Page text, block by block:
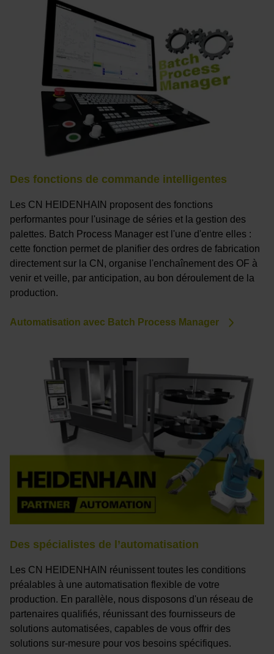
Des fonctions de commande intelligentes
Les CN HEIDENHAIN proposent des fonctions
performantes pour l'usinage de séries et la gestion des
palettes. Batch Process Manager est l'une d'entre elles :
cette fonction permet de planifier des ordres de fabrication
directement sur la CN, organise l'enchaînement des OF à
venir et veille, par anticipation, au bon déroulement de la
production.
Automatisation avec Batch Process Manager
Des spécialistes de l’automatisation
Les CN HEIDENHAIN réunissent toutes les conditions
préalables à une automatisation flexible de votre
production. En parallèle, nous disposons d'un réseau de
partenaires qualifiés, réunissant des fournisseurs de
solutions automatisées, capables de vous offrir des
solutions sur-mesure pour vos besoins spécifiques.